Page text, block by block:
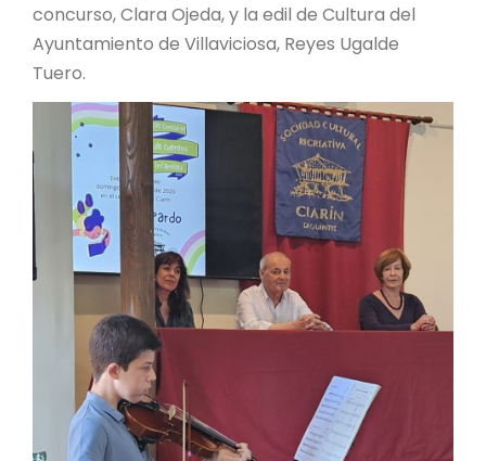
concurso, Clara Ojeda, y la edil de Cultura del
Ayuntamiento de Villaviciosa, Reyes Ugalde
Tuero.